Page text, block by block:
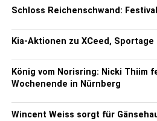
Schloss Reichenschwand:
Kia-Aktionen zu XCeed,
König vom Norisring: Nicki Thiim
Wochenende in Nürnberg
Wincent Weiss sorgt für